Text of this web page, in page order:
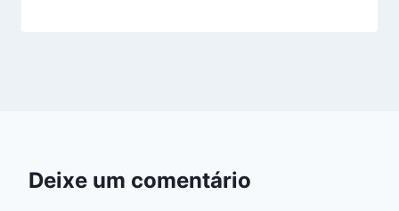
Deixe um comentário